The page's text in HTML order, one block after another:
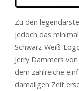
Zu den
jedoch das
Schwarz-Weiß-
Jerry Dammers von
dem zahlreiche
damaligen Zeit